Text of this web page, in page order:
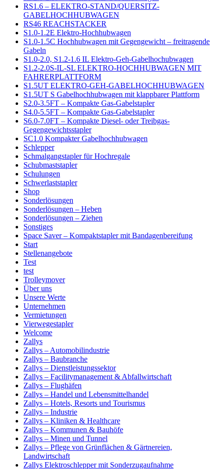
RS1.6 – ELEKTRO-STAND/QUERSITZ-
GABELHOCHHUBWAGEN
RS46 REACHSTACKER
S1.0-1.2E Elektro-Hochhubwagen
S1.0-1.5C Hochhubwagen mit Gegengewicht – freitragende
Gabeln
S1.0-2.0, S1.2-1.6 IL Elektro-Geh-Gabelhochubwagen
S1.2-2.0S-IL-SL ELEKTRO-HOCHHUBWAGEN MIT
FAHRERPLATTFORM
S1.5UT ELEKTRO-GEH-GABELHOCHHUBWAGEN
S1.5UT S Gabelhochhubwagen mit klappbarer Plattform
S2.0-3.5FT – Kompakte Gas-Gabelstapler
S4.0-5.5FT – Kompakte Gas-Gabelstapler
S6.0-7.0FT – Kompakte Diesel- oder Treibgas-
Gegengewichtsstapler
SC1.0 Kompakter Gabelhochhubwagen
Schlepper
Schmalgangstapler für Hochregale
Schubmaststapler
Schulungen
Schwerlaststapler
Shop
Sonderlösungen
Sonderlösungen – Heben
Sonderlösungen – Ziehen
Sonstiges
Space Saver – Kompaktstapler mit Bandagenbereifung
Start
Stellenangebote
Test
test
Trolleymover
Über uns
Unsere Werte
Unternehmen
Vermietungen
Vierwegestapler
Welcome
Zallys
Zallys – Automobilindustrie
Zallys – Baubranche
Zallys – Dienstleistungssektor
Zallys – Facilitymanagement & Abfallwirtschaft
Zallys – Flughäfen
Zallys – Handel und Lebensmittelhandel
Zallys – Hotels, Resorts und Tourismus
Zallys – Industrie
Zallys – Kliniken & Healthcare
Zallys – Kommunen & Bauhöfe
Zallys – Minen und Tunnel
Zallys – Pflege von Grünflächen & Gärtnereien,
Landwirtschaft
Zallys Elektroschlepper mit Sonderzugaufnahme